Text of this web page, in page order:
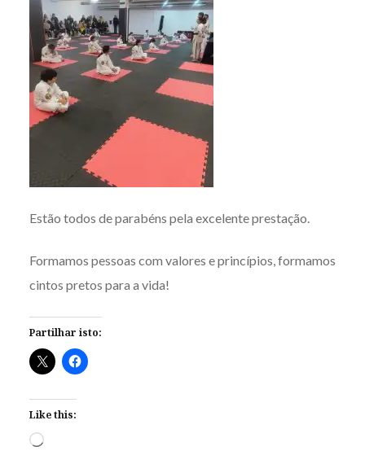
Estão todos de parabéns pela excelente prestação.
Formamos pessoas com valores e princípios, formamos
cintos pretos para a vida!
Partilhar isto:
Like this:
Loading…